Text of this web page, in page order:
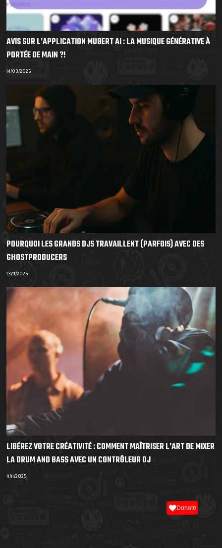
AVIS SUR L’APPLICATION MUBERT AI : LA MUSIQUE GÉNÉRATIVE À
PORTÉE DE MAIN ?!
14/03/2025
POURQUOI LES GRANDS DJS TRAVAILLENT (PARFOIS) AVEC DES
GHOSTPRODUCERS
13/11/2025
LIBÉREZ VOTRE CRÉATIVITÉ : COMMENT MAÎTRISER L’ART DE MIXER
LA DRUM AND BASS AVEC UN CONTRÔLEUR DJ
11/11/2025
Donate